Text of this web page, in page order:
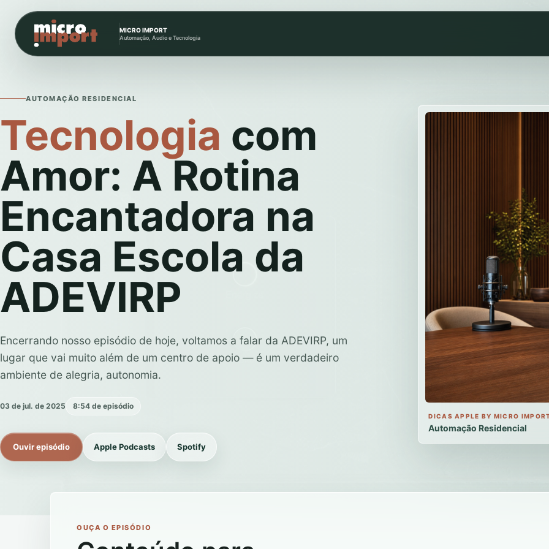
MICRO IMPORT
Automação, Áudio e Tecnologia
AUTOMAÇÃO RESIDENCIAL
Tecnologia com
Amor: A Rotina
Encantadora na
Casa Escola da
ADEVIRP
Encerrando nosso episódio de hoje, voltamos a falar da ADEVIRP, um
lugar que vai muito além de um centro de apoio — é um verdadeiro
ambiente de alegria, autonomia.
03 de jul. de 2025 8:54 de episódio
Ouvir episódio Apple Podcasts Spotify
DICAS APPLE BY MICRO
Automação Residencial
OUÇA O EPISÓDIO